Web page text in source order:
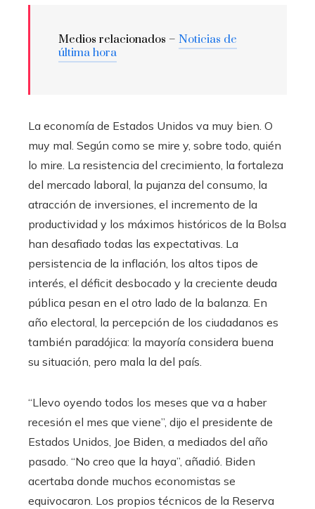
Medios relacionados – Noticias de
última hora
La economía de Estados Unidos va muy bien. O
muy mal. Según como se mire y, sobre todo, quién
lo mire. La resistencia del crecimiento, la fortaleza
del mercado laboral, la pujanza del consumo, la
atracción de inversiones, el incremento de la
productividad y los máximos históricos de la Bolsa
han desafiado todas las expectativas. La
persistencia de la inflación, los altos tipos de
interés, el déficit desbocado y la creciente deuda
pública pesan en el otro lado de la balanza. En
año electoral, la percepción de los ciudadanos es
también paradójica: la mayoría considera buena
su situación, pero mala la del país.
“Llevo oyendo todos los meses que va a haber
recesión el mes que viene”, dijo el presidente de
Estados Unidos, Joe Biden, a mediados del año
pasado. “No creo que la haya”, añadió. Biden
acertaba donde muchos economistas se
equivocaron. Los propios técnicos de la Reserva